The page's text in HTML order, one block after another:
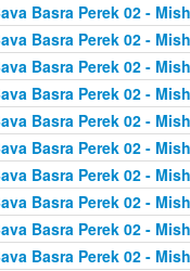
Basra Perek 02 -
Basra Perek 02 -
Basra Perek 02 -
Basra Perek 02 -
Basra Perek 02 -
Basra Perek 02 -
Basra Perek 02 -
Basra Perek 02 -
Basra Perek 02 -
Basra Perek 02 -